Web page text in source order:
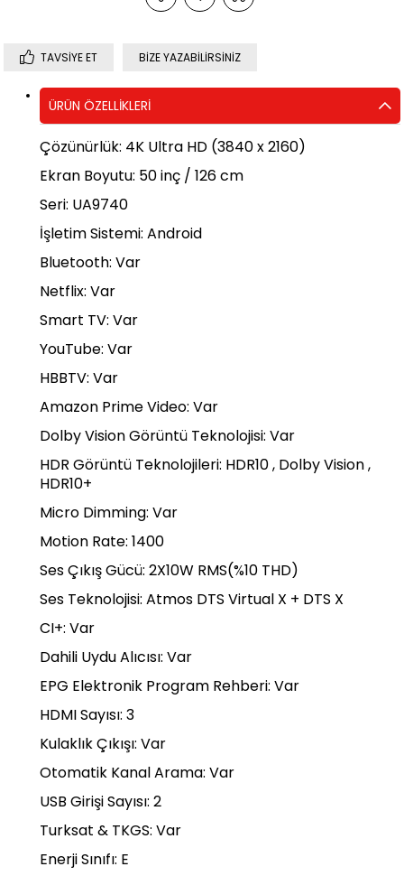
TAVSIYE ET BIZE YAZABILIRSINIZ
ÜRÜN ÖZELLIKLERI
Çözünürlük: 4K Ultra HD (3840 x 2160)
Ekran Boyutu: 50 inç / 126 cm
Seri: UA9740
İşletim Sistemi: Android
Bluetooth: Var
Netflix: Var
Smart TV: Var
YouTube: Var
HBBTV: Var
Amazon Prime Video: Var
Dolby Vision Görüntü Teknolojisi: Var
HDR Görüntü Teknolojileri: HDR10 , Dolby Vision ,
HDR10+
Micro Dimming: Var
Motion Rate: 1400
Ses Çıkış Gücü: 2X10W RMS(%10 THD)
Ses Teknolojisi: Atmos DTS Virtual X + DTS X
CI+: Var
Dahili Uydu Alıcısı: Var
EPG Elektronik Program Rehberi: Var
HDMI Sayısı: 3
Kulaklık Çıkışı: Var
Otomatik Kanal Arama: Var
USB Girişi Sayısı: 2
Turksat & TKGS: Var
Enerji Sınıfı: E